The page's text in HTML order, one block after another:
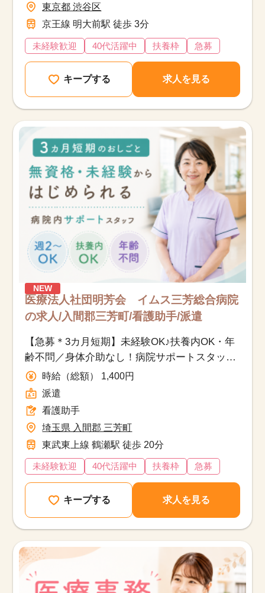
東京都 渋谷区
京王線 明大前駅 徒歩 3分
未経験歓迎 40代活躍中 扶養枠 急募
キープする 求人を見る
NEW
医療法人社団明芳会 イムス三芳総合病院
の求人/入間郡三芳町/看護助手/派遣
【急募＊3カ月短期】未経験OK♪扶養内OK・年
齢不問／身体介助なし！病院サポートスタッフ
募集時給（総額） 1,400円
派遣
看護助手
埼玉県 入間郡 三芳町
東武東上線 鶴瀬駅 徒歩 20分
未経験歓迎 40代活躍中 扶養枠 急募
キープする 求人を見る